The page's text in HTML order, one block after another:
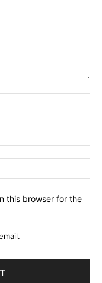
this browser for the